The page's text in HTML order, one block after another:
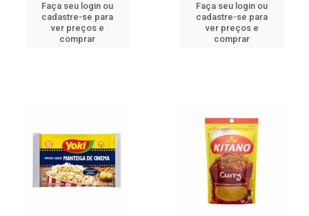
Faça seu login ou
cadastre-se para
ver preços e
comprar
Faça seu login ou
cadastre-se para
ver preços e
comprar